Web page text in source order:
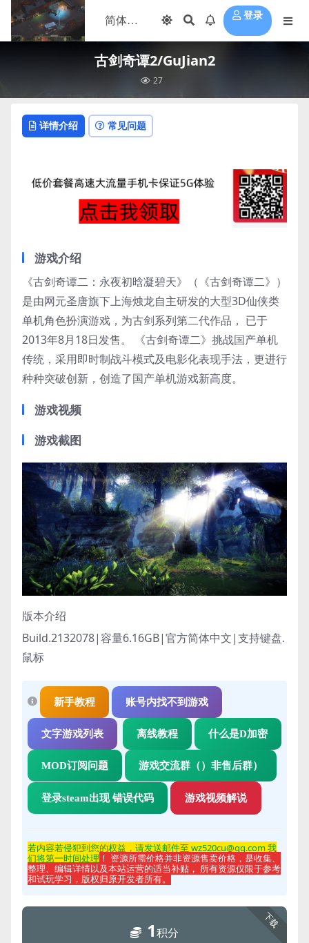
登录
古剑奇谭2/GuJian2
27
详情介绍 常见问题
游戏介绍
《古剑奇谭二：永夜初晗凝碧天》（《古剑奇谭二》）
是由网元圣唐旗下上海烛龙自主研发的大型3D仙侠类
单机角色扮演游戏，为古剑系列第二代作品， 已于
2013年8月18日发售。 《古剑奇谭二》挑战国产单机
传统，采用即时制战斗模式及电影化表现手法，更进行
种种突破创新，创造了国产单机游戏新高度。
游戏视频
游戏截图
版本介绍
Build.2132078|容量6.16GB|官方简体中文|支持键盘.
鼠标
新手教程 账号内找不到游戏
文字游戏列表 离线教程 什么是D加密
MOD订阅问题 游戏交流群（）非售后群）
登录steam出现 错误代码 游戏视频解说
若内容若侵犯到您的权益，请发送邮件至 wz520cu@qq.com 我
们将第一时间处理 ！ 资源所需价格并非资源售卖价格，是收集、
整理、编辑详情以及本站运营的适当补贴， 所有资源仅限于参考
和试玩学习，版权归原开发者所有。
下载
1积分